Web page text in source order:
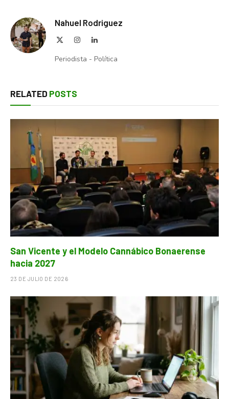
Nahuel Rodriguez
InstagramLinkedIn
Periodista - Política
RELATED POSTS
San Vicente y el Modelo Cannábico Bonaerense
hacia 2027
23 DE JULIO DE 2026